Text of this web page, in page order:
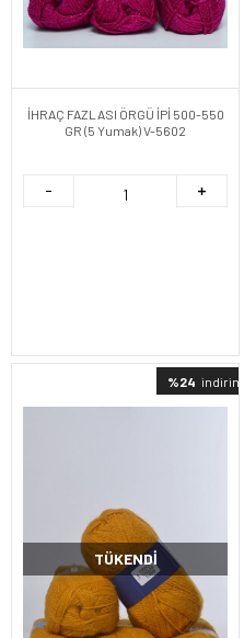
İHRAÇ FAZLASI ÖRGÜ İPİ 500-550
GR (5 Yumak) V-5602
%24 indirimli
TÜKENDI